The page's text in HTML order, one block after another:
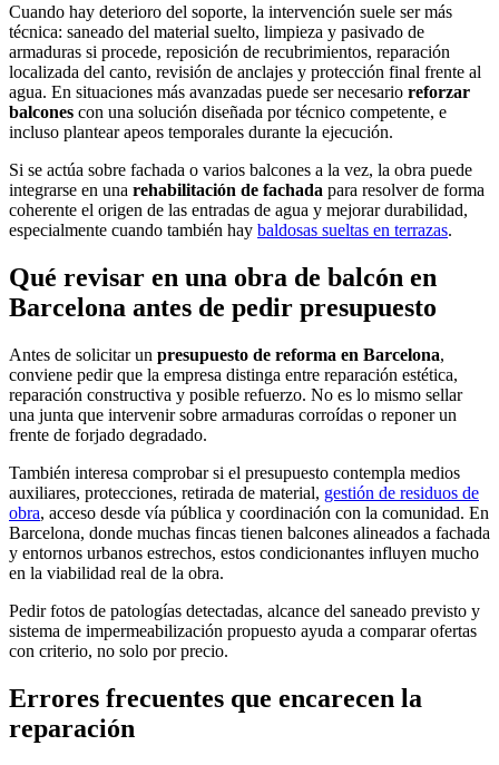
Cuando hay deterioro del soporte, la intervención suele ser más
técnica: saneado del material suelto, limpieza y pasivado de
armaduras si procede, reposición de recubrimientos, reparación
localizada del canto, revisión de anclajes y protección final frente al
agua. En situaciones más avanzadas puede ser necesario reforzar
balcones con una solución diseñada por técnico competente, e
incluso plantear apeos temporales durante la ejecución.
Si se actúa sobre fachada o varios balcones a la vez, la obra puede
integrarse en una rehabilitación de fachada para resolver de forma
coherente el origen de las entradas de agua y mejorar durabilidad,
especialmente cuando también hay baldosas sueltas en terrazas.
Qué revisar en una obra de balcón en
Barcelona antes de pedir presupuesto
Antes de solicitar un presupuesto de reforma en Barcelona,
conviene pedir que la empresa distinga entre reparación estética,
reparación constructiva y posible refuerzo. No es lo mismo sellar
una junta que intervenir sobre armaduras corroídas o reponer un
frente de forjado degradado.
También interesa comprobar si el presupuesto contempla medios
auxiliares, protecciones, retirada de material, gestión de residuos de
obra, acceso desde vía pública y coordinación con la comunidad. En
Barcelona, donde muchas fincas tienen balcones alineados a fachada
y entornos urbanos estrechos, estos condicionantes influyen mucho
en la viabilidad real de la obra.
Pedir fotos de patologías detectadas, alcance del saneado previsto y
sistema de impermeabilización propuesto ayuda a comparar ofertas
con criterio, no solo por precio.
Errores frecuentes que encarecen la
reparación